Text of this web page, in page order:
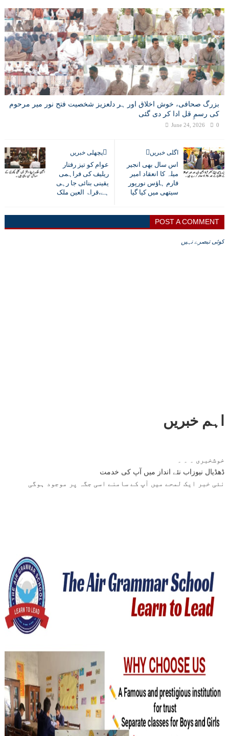
بزرگ صحافی، خوش اخلاق اور ہر دلعزیز شخصیت فتح نور میر مرحوم
کی رسمِ قل ادا کر دی گئی
June 24, 2026 0
اگلی خبریں
اس سال بھی انجیر
میلہ کا انعقاد امیر
فارم ہاؤس نورپور
سیتھی میں کیا گیا
پچھلی خبریں
عوام کو تیز رفتار
ریلیف کی فراہمی
یقینی بنائی جا رہی
ہے،قراۃ العین ملک
POST A COMMENT
کوئی تبصرے نہیں
اہم خبریں
ڈھڈیال نیوزاب نئے انداز میں آپ کی خدمت
نئی خبر ایک لمحے میں آپ کے سامنے اسی جگہ پر موجود ہوگی